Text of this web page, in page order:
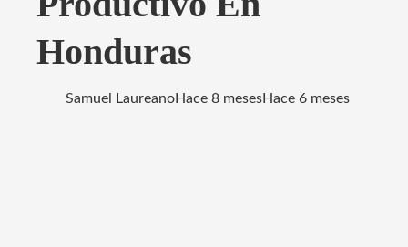
Honduras
Samuel LaureanoHace 8 mesesHace 6 meses